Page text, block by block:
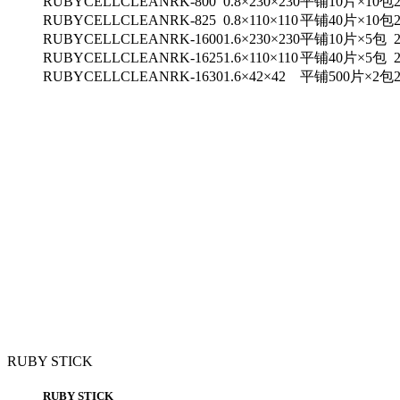
RUBYCELLCLEANRK-825 0.8×110×110平铺40片×10包
RUBYCELLCLEANRK-16001.6×230×230平铺10片×5包
RUBYCELLCLEANRK-16251.6×110×110平铺40片×5包
RUBYCELLCLEANRK-16301.6×42×42 平铺500片×2包
RUBY STICK
RUBY STICK